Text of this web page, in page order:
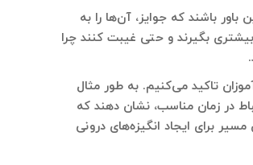
باشند که جوایز، آن‌ها را به
بگیرند و حتی غیبت کنند چرا
تاکید می‌کنیم. به طور مثال
در زمان مناسب، نشان دهند که
برای ایجاد انگیزه‌های درونی